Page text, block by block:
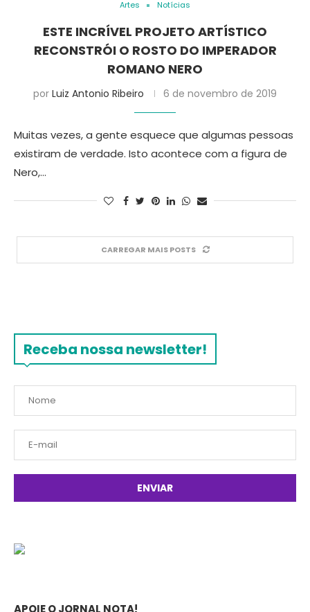
Artes Notícias
ESTE INCRÍVEL PROJETO ARTÍSTICO
RECONSTRÓI O ROSTO DO IMPERADOR
ROMANO NERO
por Luiz Antonio Ribeiro 6 de novembro de 2019
Muitas vezes, a gente esquece que algumas pessoas
existiram de verdade. Isto acontece com a figura de
Nero,…
CARREGAR MAIS POSTS
Receba nossa newsletter!
APOIE O JORNAL NOTA!